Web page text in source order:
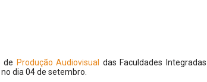
de Produção Audiovisual
das Faculdades
dia 04 de setembro.